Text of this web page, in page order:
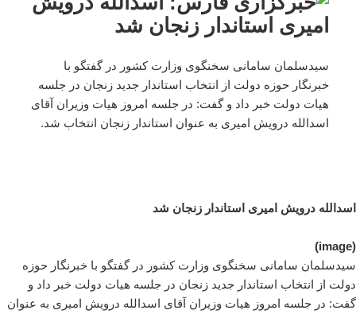
سیدسلمان سامانی سخنگوی وزارت کشور در گفتگو با
خبرنگار حوزه دولت از انتخاب استاندار جدید زنجان در جلسه
هیات دولت خبر داد و گفت: در جلسه امروز هیات وزیران آقای
اسدالله درویش امیری به عنوان استاندار زنجان انتخاب شد.
اسدالله درویش امیری استاندار زنجان شد
(image)
سیدسلمان سامانی سخنگوی وزارت کشور در گفتگو با خبرنگار حوزه
دولت از انتخاب استاندار جدید زنجان در جلسه هیات دولت خبر داد و
گفت: در جلسه امروز هیات وزیران آقای اسدالله درویش امیری به عنوان